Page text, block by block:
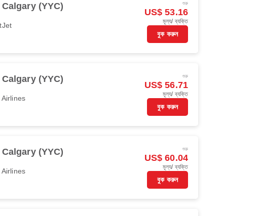
Calgary (YYC) শুরু
US$ 53.16
মূল্য/ ব্যক্তি
বুক করুন
Calgary (YYC)
Airlines
শুরু
US$ 56.71
মূল্য/ ব্যক্তি
বুক করুন
Calgary (YYC)
Airlines
শুরু
US$ 60.04
মূল্য/ ব্যক্তি
বুক করুন